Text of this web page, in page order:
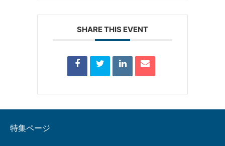
SHARE THIS EVENT
特集ページ